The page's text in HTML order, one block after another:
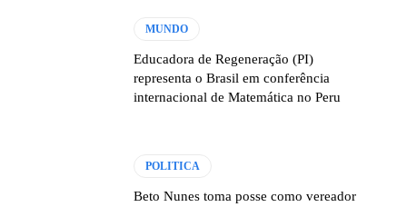
MUNDO
Educadora de Regeneração (PI)
representa o Brasil em conferência
internacional de Matemática no Peru
POLITICA
Beto Nunes toma posse como vereador